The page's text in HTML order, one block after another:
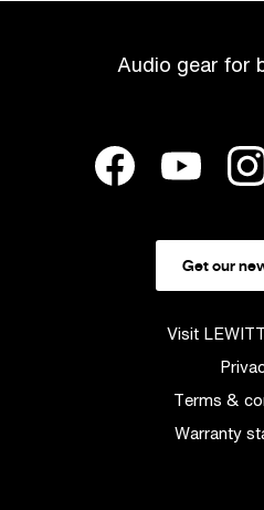
Audio gear for
Get our
Visit
Terms &
Warranty